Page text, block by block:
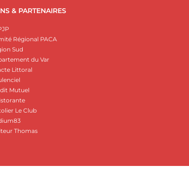
& PARTENAIRES
Régional PACA
Sud
du Var
Littoral
Mutuel
Le Club
Thomas